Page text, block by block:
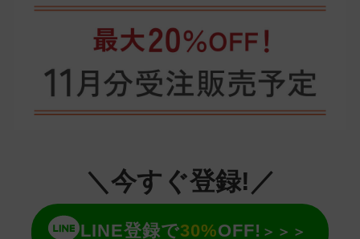
＼今すぐ登録!／
LINE登録で30%OFF! ＞＞＞